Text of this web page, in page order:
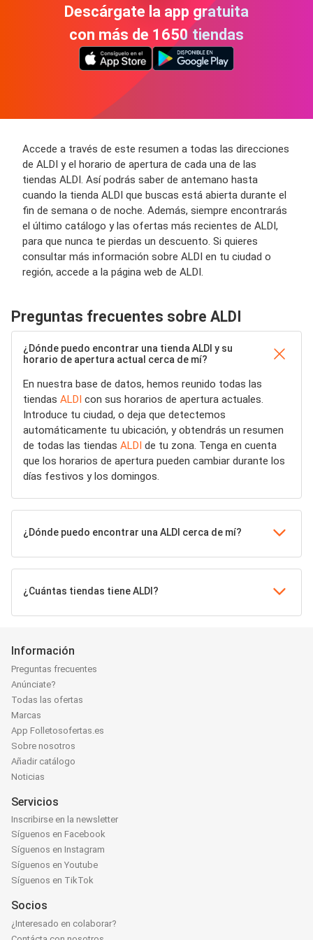
Descárgate la app gratuita
con más de 1650 tiendas
Accede a través de este resumen a todas las direcciones
de ALDI y el horario de apertura de cada una de las
tiendas ALDI. Así podrás saber de antemano hasta
cuando la tienda ALDI que buscas está abierta durante el
fin de semana o de noche. Además, siempre encontrarás
el último catálogo y las ofertas más recientes de ALDI,
para que nunca te pierdas un descuento. Si quieres
consultar más información sobre ALDI en tu ciudad o
región, accede a la página web de ALDI.
Preguntas frecuentes sobre ALDI
¿Dónde puedo encontrar una tienda ALDI y su
horario de apertura actual cerca de mí?
En nuestra base de datos, hemos reunido todas las
tiendas ALDI con sus horarios de apertura actuales.
Introduce tu ciudad, o deja que detectemos
automáticamente tu ubicación, y obtendrás un resumen
de todas las tiendas ALDI de tu zona. Tenga en cuenta
que los horarios de apertura pueden cambiar durante los
días festivos y los domingos.
¿Dónde puedo encontrar una ALDI cerca de mí?
¿Cuántas tiendas tiene ALDI?
Información
Preguntas frecuentes
Anúnciate?
Todas las ofertas
Marcas
App Folletosofertas.es
Sobre nosotros
Añadir catálogo
Noticias
Servicios
Inscribirse en la newsletter
Síguenos en Facebook
Síguenos en Instagram
Síguenos en Youtube
Síguenos en TikTok
Socios
¿Interesado en colaborar?